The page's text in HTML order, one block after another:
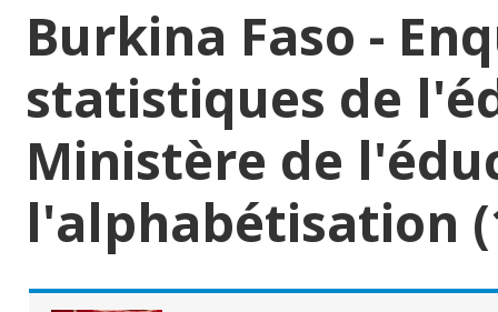
Burkina Faso -
statistiques de
Ministère de
l'alphabétisation